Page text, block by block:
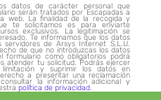
datos de carácter personal que
serán tratados por Escapadas a
web. La finalidad de la recogida y
te solicitamos es para enviarte
exclusivos. La legitimación se
Te informamos que los datos
de Arsys Internet S.L.U.
de que no introduzcas los datos
como obligatorios podrá
atender tu solicitud. Podrás ejercer
y suprimir los datos en
a presentar una reclamación
la información adicional y
política de privacidad